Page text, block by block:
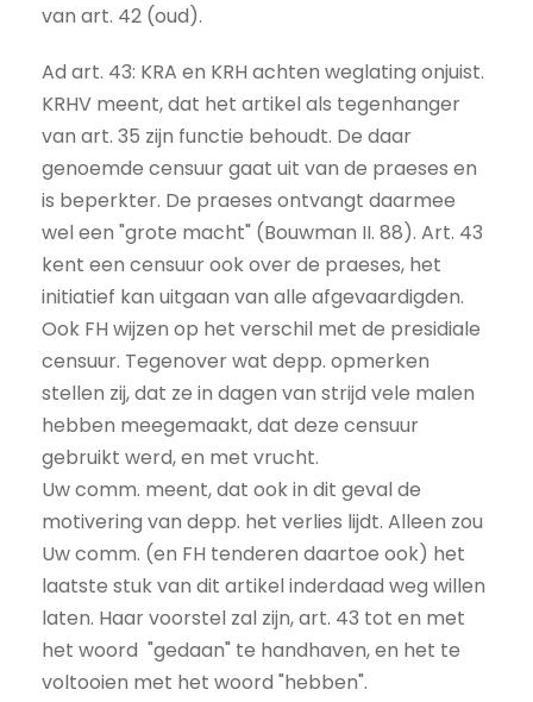
van art. 42 (oud).
Ad art. 43: KRA en KRH achten weglating onjuist.
KRHV meent, dat het artikel als tegenhanger
van art. 35 zijn functie behoudt. De daar
genoemde censuur gaat uit van de praeses en
is beperkter. De praeses ontvangt daarmee
wel een "grote macht" (Bouwman II. 88). Art. 43
kent een censuur ook over de praeses, het
initiatief kan uitgaan van alle afgevaardigden.
Ook FH wijzen op het verschil met de presidiale
censuur. Tegenover wat depp. opmerken
stellen zij, dat ze in dagen van strijd vele malen
hebben meegemaakt, dat deze censuur
gebruikt werd, en met vrucht.
Uw comm. meent, dat ook in dit geval de
motivering van depp. het verlies lijdt. Alleen zou
Uw comm. (en FH tenderen daartoe ook) het
laatste stuk van dit artikel inderdaad weg willen
laten. Haar voorstel zal zijn, art. 43 tot en met
het woord "gedaan" te handhaven, en het te
voltooien met het woord "hebben".